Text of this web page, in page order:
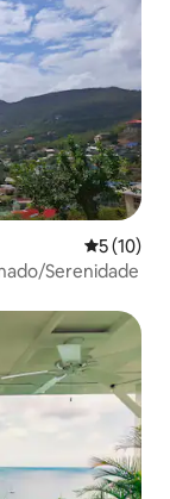
5 de uma
5 (10)
Serenidade